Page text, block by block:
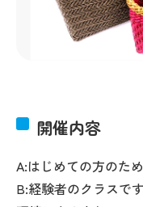
開催内容
A:はじめての方のた
B:経験者のクラスです